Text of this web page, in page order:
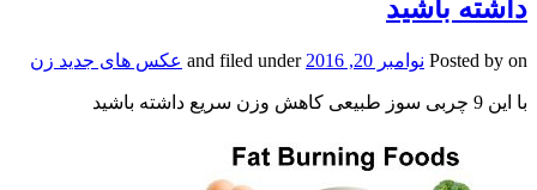
داشته باشید
Posted by on نوامبر 20, 2016 and filed under عکس های جدید زن
با این 9 چربی سوز طبیعی کاهش وزن سریع داشته باشید